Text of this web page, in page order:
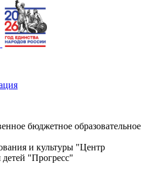
бюджетное образовательное
и культуры "Центр
детей "Прогресс"